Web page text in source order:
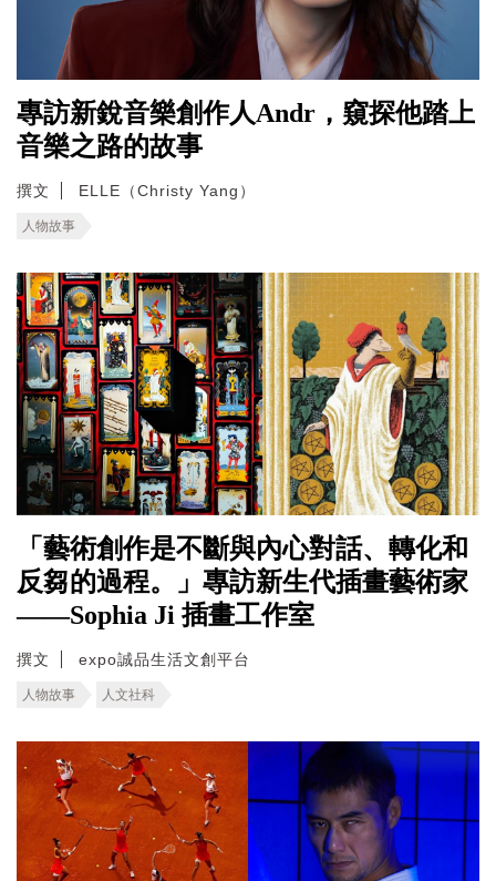
專訪新銳音樂創作人Andr，窺探他踏上
音樂之路的故事
撰文 ELLE（Christy Yang）
人物故事
「藝術創作是不斷與內心對話、轉化和
反芻的過程。」專訪新生代插畫藝術家
——Sophia Ji 插畫工作室
撰文 expo誠品生活文創平台
人物故事 人文社科